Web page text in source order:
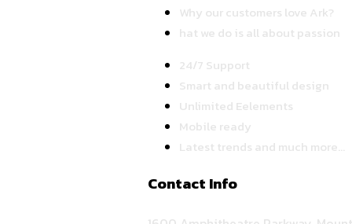
Why our customers love Ark?
hat we do is all about passion
24/7 Support
Smart and beautiful design
Unlimited Eelements
Mobile ready
Latest trends and much more...
Contact Info